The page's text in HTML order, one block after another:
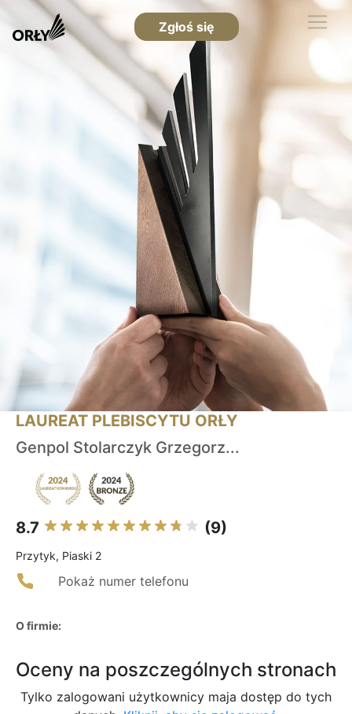
Zgłoś się
LAUREAT PLEBISCYTU ORŁY
Genpol Stolarczyk Grzegorz...
8.7 (9)
Przytyk, Piaski 2
Pokaż numer telefonu
O firmie:
Oceny na poszczególnych stronach
Tylko zalogowani użytkownicy maja dostęp do tych